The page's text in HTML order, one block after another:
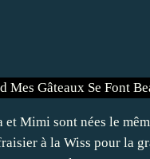
et Mimi sont nées le
à la Wiss pour la